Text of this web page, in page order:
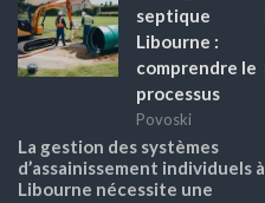
septique
Libourne :
comprendre le
processus
Povoski
La gestion des systèmes
d’assainissement individuels à
Libourne nécessite une